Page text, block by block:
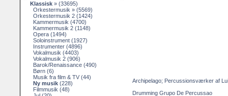
Klassisk » (33695)
Orkestermusik » (5569)
Orkestermusik 2 (1424)
Kammermusik (4700)
Kammermusik 2 (1148)
Opera (1494)
Soloinstrument (1927)
Instrumenter (4896)
Vokalmusik (4403)
Vokalmusik 2 (906)
Barok/Renaissance (490)
Børn (6)
Musik fra film & TV (44)
Ny musik (228)
Filmmusik (48)
Archipelago; Percussionsværker af
Drumming Grupo De Percussao